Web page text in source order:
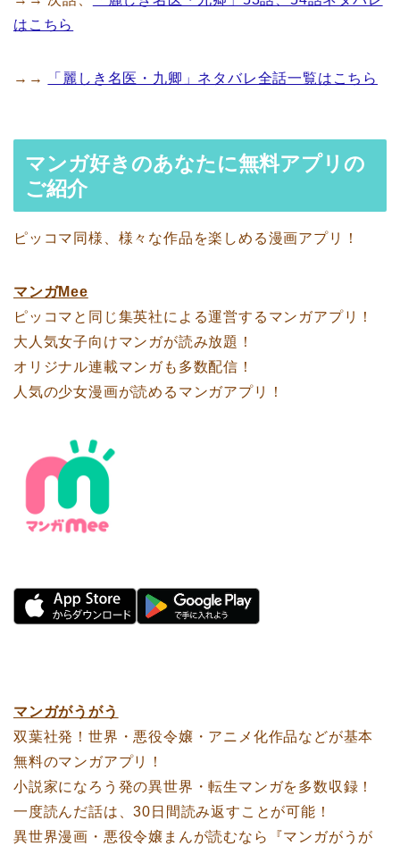
はこちら
→→ 「麗しき名医・九卿」ネタバレ全話一覧はこちら
マンガ好きのあなたに無料アプリの
ご紹介
ピッコマ同様、様々な作品を楽しめる漫画アプリ！
マンガMee
ピッコマと同じ集英社による運営するマンガアプリ！
大人気女子向けマンガが読み放題！
オリジナル連載マンガも多数配信！
人気の少女漫画が読めるマンガアプリ！
マンガがうがう
双葉社発！世界・悪役令嬢・アニメ化作品などが基本
無料のマンガアプリ！
小説家になろう発の異世界・転生マンガを多数収録！
一度読んだ話は、30日間読み返すことが可能！
異世界漫画・悪役令嬢まんが読むなら『マンガがうが